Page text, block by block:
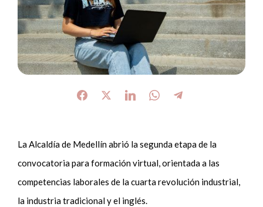
La Alcaldía de Medellín abrió la segunda etapa de la
convocatoria para formación virtual, orientada a las
competencias laborales de la cuarta revolución industrial,
la industria tradicional y el inglés.